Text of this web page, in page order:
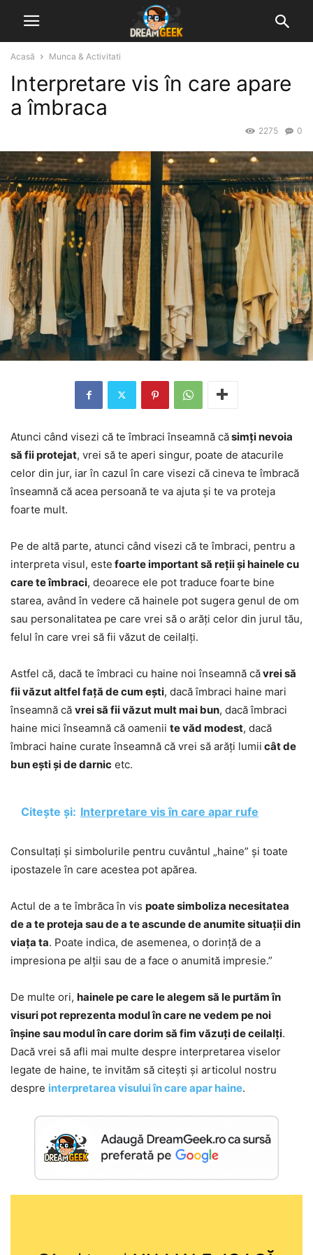
Acasă Munca & Activitati
Interpretare vis în care apare
a îmbraca
0
2275
Atunci când visezi că te îmbraci înseamnă căsimți nevoia
să fii protejat, vrei să te aperi singur, poate de atacurile
celor din jur, iar în cazul în care visezi că cineva te îmbracă
înseamnă că acea persoană te va ajuta și te va proteja
foarte mult.
Pe de altă parte, atunci când visezi că te îmbraci, pentru a
interpreta visul, este foarte important să reții și hainele cu
care te îmbraci, deoarece ele pot traduce foarte bine
starea, având în vedere că hainele pot sugera genul de om
sau personalitatea pe care vrei să o arăți celor din jurul tău,
felul în care vrei să fii văzut de ceilalți.
Astfel că, dacă te îmbraci cu haine noi înseamnă căvrei să
fii văzut altfel față de cum ești, dacă îmbraci haine mari
înseamnă că vrei să fii văzut mult mai bun, dacă îmbraci
haine mici înseamnă că oamenii te văd modest, dacă
îmbraci haine curate înseamnă că vrei să arăți lumii cât de
bun ești și de darnic etc.
Citește și: Interpretare vis în care apar rufe
Consultați și simbolurile pentru cuvântul „haine” și toate
ipostazele în care acestea pot apărea.
Actul de a te îmbrăca în vis poate simboliza necesitatea
de a te proteja sau de a te ascunde de anumite situații din
viața ta. Poate indica, de asemenea, o dorință de a
impresiona pe alții sau de a face o anumită impresie.”
De multe ori, hainele pe care le alegem să le purtăm în
visuri pot reprezenta modul în care ne vedem pe noi
înșine sau modul în care dorim să fim văzuți de ceilalți.
Dacă vrei să afli mai multe despre interpretarea viselor
legate de haine, te invităm să citești și articolul nostru
despre interpretarea visului în care apar haine.